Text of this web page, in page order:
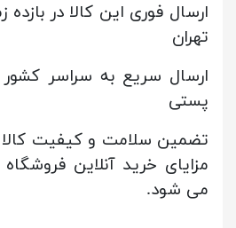
ارسال فوری این کالا در بازده
تهران
ارسال سریع به سراسر
پستی
تضمین سلامت و کیفیت کالا
مزایای خرید آنلاین
می شود.